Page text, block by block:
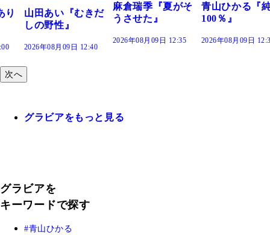
むきだ
12:40
麻倉瑞季『夏がそ
うさせた』
2026年08月09日 12:35
青山ひかる『純度
100％』
2026年08月09日 12:30
次へ
グラビアをもっと見る
グラビアを
キーワードで探す
青山ひかる